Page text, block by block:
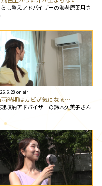
し整えアドバイザーの海老原葉月さ
on air
雨時期はカビが気になる…
収納アドバイザーの鈴木久美子さん